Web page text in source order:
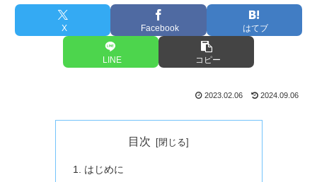
X Facebook はてブ
LINE コピー
2023.02.06 2024.09.06
目次
はじめに